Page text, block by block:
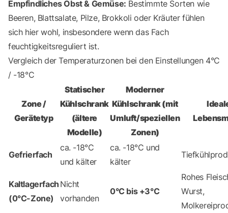
Empfindliches Obst & Gemüse: Bestimmte Sorten wie
Beeren, Blattsalate, Pilze, Brokkoli oder Kräuter fühlen
sich hier wohl, insbesondere wenn das Fach
feuchtigkeitsreguliert ist.
Vergleich der Temperaturzonen bei den Einstellungen 4°C
/ -18°C
Zone /
Gerätetyp
Statischer
Kühlschrank
(ältere
Modelle)
Moderner
Kühlschrank (mit
Umluft/speziellen
Zonen)
Gefrierfach
ca. -18°C
und kälter
ca. -18°C und
kälter
Kaltlagerfach
(0°C-Zone)
Nicht
vorhanden
0°C bis +3°C
Rohes
Wurst,